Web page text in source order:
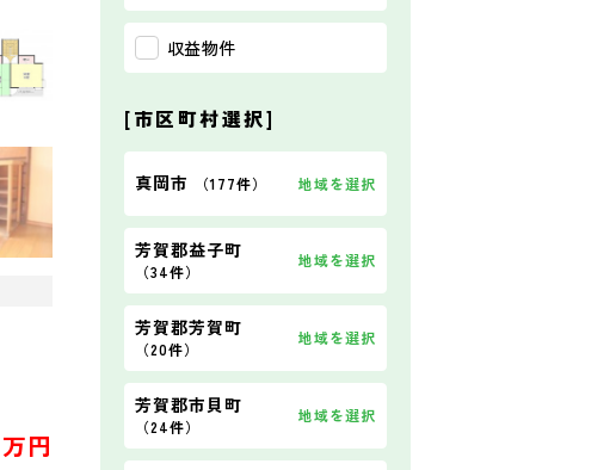
万円
収益物件
[市区町村選択]
真岡市 （177件） 地域を選択
芳賀郡益子町
（34件）
地域を選択
芳賀郡芳賀町
（20件）
地域を選択
芳賀郡市貝町
（24件）
地域を選択